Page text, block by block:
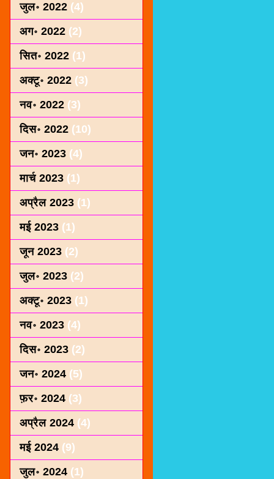
जुल॰ 2022 (4)
अग॰ 2022 (2)
सित॰ 2022 (1)
अक्टू॰ 2022 (3)
नव॰ 2022 (3)
दिस॰ 2022 (10)
जन॰ 2023 (4)
मार्च 2023 (1)
अप्रैल 2023 (1)
मई 2023 (1)
जून 2023 (2)
जुल॰ 2023 (2)
अक्टू॰ 2023 (1)
नव॰ 2023 (4)
दिस॰ 2023 (2)
जन॰ 2024 (5)
फ़र॰ 2024 (3)
अप्रैल 2024 (4)
मई 2024 (9)
जुल॰ 2024 (1)